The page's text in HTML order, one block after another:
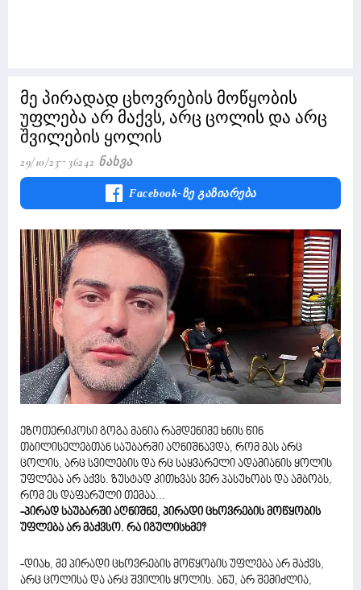
მე პირადად ცხოვრების მოწყობის
უფლება არ მაქვს, არც ცოლის და არც
შვილების ყოლის
29/10/23 36242 Ნახვა
Facebook-Ზე Გაზიარება
ეზოთერიკოსი გოგა მანია რამდენიმე ხნის წინ
თბილისელებთან საუბარში აღნიშნავდა, რომ მას არც
ცოლის, არც სვილების და რც საყვარელი ადამიანის ყოლის
უფლება არ აქვს. ზუსტად კითხვას ვერ პასუხობს და ამბობს,
რომ ეს დაფარული თემაა...
-პირად საუბარში აღნიშნე, პირადი ცხოვრების მოწყობის
უფლება არ მაქვსო. რა იგულისხმე?
-დიახ, მე პირადი ცხოვრების მოწყობის უფლება არ მაქვს,
არც ცოლისა და არც შვილის ყოლის. ანუ, არ შემიძლია,